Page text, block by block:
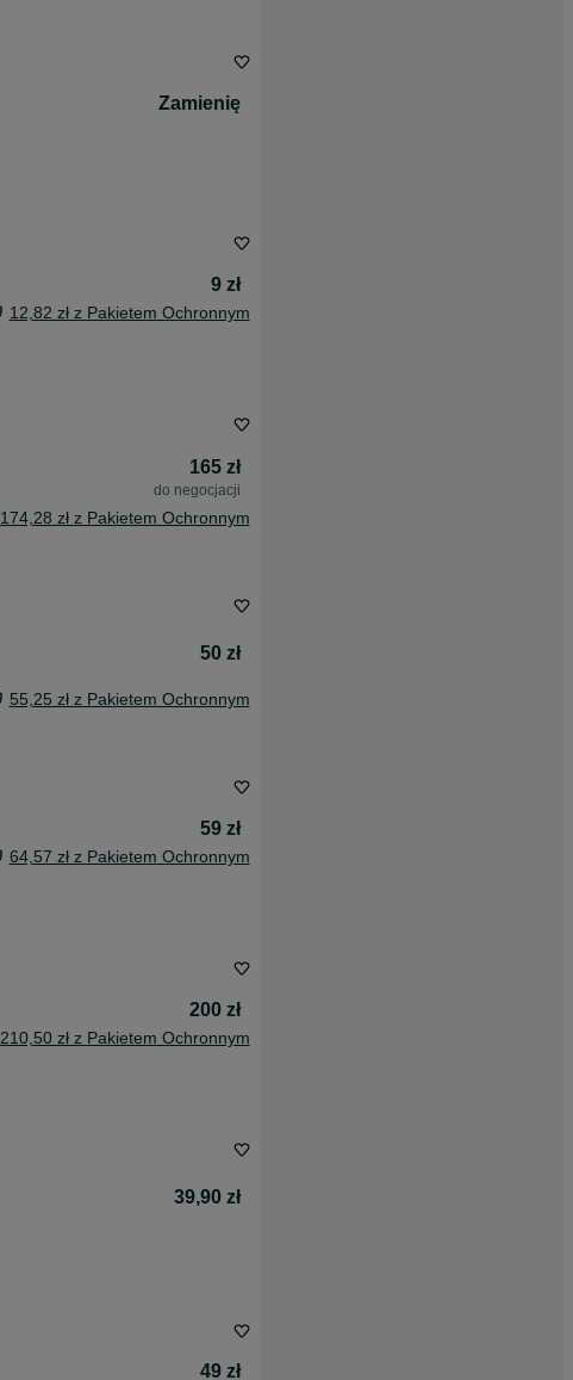
Zamienię
9 zł
12,82 zł z Pakietem Ochronnym
165 zł
do negocjacji
174,28 zł z Pakietem Ochronnym
50 zł
55,25 zł z Pakietem Ochronnym
59 zł
64,57 zł z Pakietem Ochronnym
200 zł
210,50 zł z Pakietem Ochronnym
39,90 zł
49 zł